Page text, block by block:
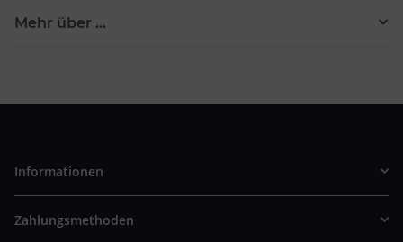
Mehr über ...
Informationen
Zahlungsmethoden